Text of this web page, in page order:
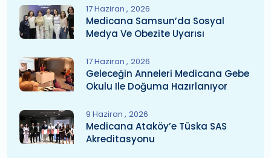
17 Haziran 2026
Medicana Samsun’da Sosyal
Medya Ve Obezite Uyarısı
17 Haziran 2026
Geleceğin Anneleri Medicana Gebe
Okulu Ile Doğuma Hazırlanıyor
9 Haziran 2026
Medicana Ataköy’e Tüska SAS
Akreditasyonu